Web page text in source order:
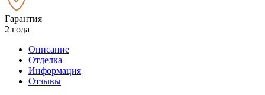
Гарантия
2 года
Описание
Отделка
Информация
Отзывы